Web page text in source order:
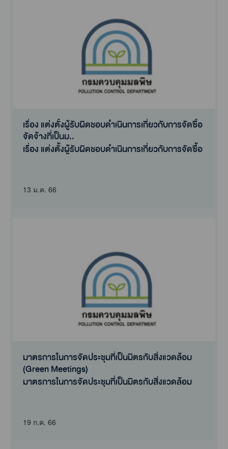
เรื่อง แต่งตั้งผู้รับผิดชอบดำเนินการเกี่ยวกับการจัดซื้อ
จัดจ้างที่เป็นม..
เรื่อง แต่งตั้งผู้รับผิดชอบดำเนินการเกี่ยวกับการจัดซื้อ
13 ม.ค. 66
มาตรการในการจัดประชุมที่เป็นมิตรกับสิ่งแวดล้อม
(Green Meetings)
มาตรการในการจัดประชุมที่เป็นมิตรกับสิ่งแวดล้อม
19 ก.ค. 66